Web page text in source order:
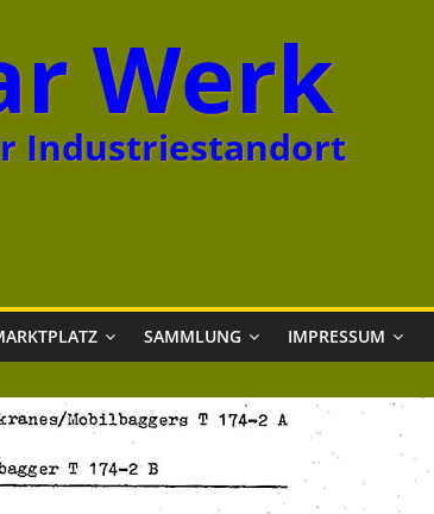
Werk
Industriestandort
SAMMLUNG IMPRESSUM